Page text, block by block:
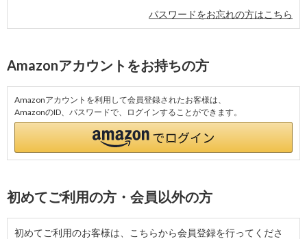
パスワードをお忘れの方はこちら
Amazonアカウントをお持ちの方
Amazonアカウントを利用して会員登録されたお客様は、
AmazonのID、パスワードで、ログインすることができます。
初めてご利用の方・会員以外の方
初めてご利用のお客様は、こちらから会員登録を行ってくださ